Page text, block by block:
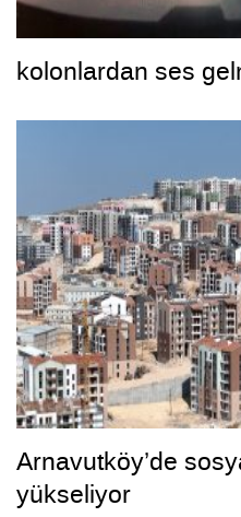
kolonlardan ses
Arnavutköy’de
yükseliyor